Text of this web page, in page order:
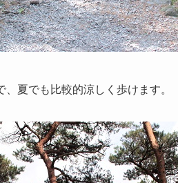
夏でも比較的涼しく歩けます。